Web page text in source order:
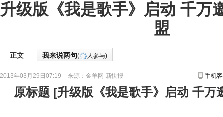
升级版《我是歌手》启动 千万
盟
正文 我来说两句( 人参与)
2013年03月29日07:19 来源： 金羊网-新快报 手机
原标题 [升级版《我是歌手》启动 千万